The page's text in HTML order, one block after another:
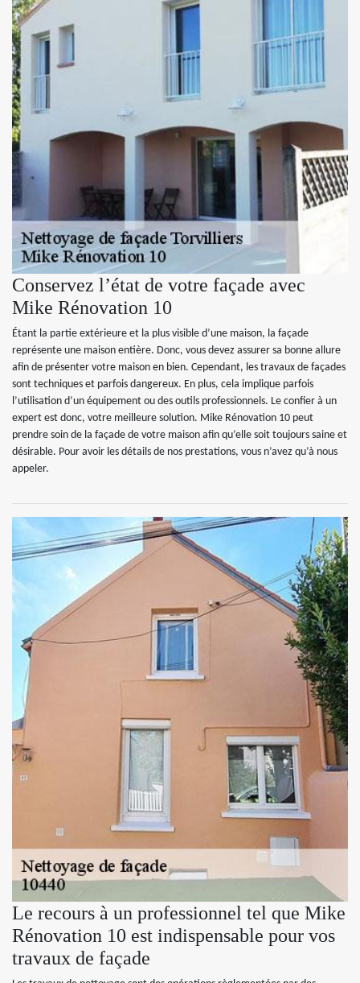
Conservez l’état de votre façade avec
Mike Rénovation 10
Étant la partie extérieure et la plus visible d’une maison, la façade
représente une maison entière. Donc, vous devez assurer sa bonne allure
afin de présenter votre maison en bien. Cependant, les travaux de façades
sont techniques et parfois dangereux. En plus, cela implique parfois
l’utilisation d’un équipement ou des outils professionnels. Le confier à un
expert est donc, votre meilleure solution. Mike Rénovation 10 peut
prendre soin de la façade de votre maison afin qu’elle soit toujours saine et
désirable. Pour avoir les détails de nos prestations, vous n’avez qu’à nous
appeler.
Le recours à un professionnel tel que Mike
Rénovation 10 est indispensable pour vos
travaux de façade